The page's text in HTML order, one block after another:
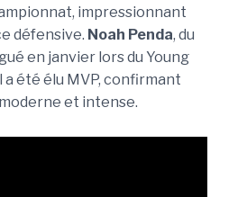
impressionnant
défensive. Noah Penda, du
en janvier lors du Young
a été élu MVP, confirmant
et intense.